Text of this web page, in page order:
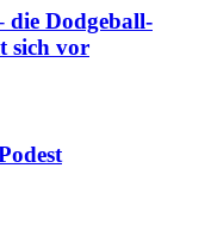
die Dodgeball-
sich vor